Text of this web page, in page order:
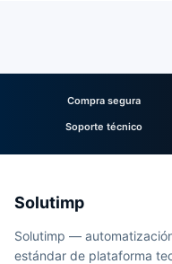
Compra segura
Soporte técnico
Solutimp
Solutimp —
estándar de plataforma